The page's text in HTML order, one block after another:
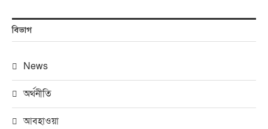
বিভাগ
News
অর্থনীতি
আবহাওয়া